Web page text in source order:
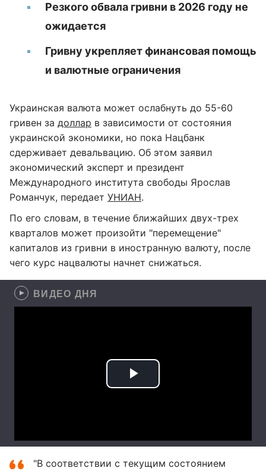
Резкого обвала гривни в 2026 году не
ожидается
Гривну укрепляет финансовая помощь
и валютные ограничения
Украинская валюта может ослабнуть до 55-60
гривен за доллар в зависимости от состояния
украинской экономики, но пока Нацбанк
сдерживает девальвацию. Об этом заявил
экономический эксперт и президент
Международного института свободы Ярослав
Романчук, передает УНИАН.
По его словам, в течение ближайших двух-трех
кварталов может произойти "перемещение"
капиталов из гривни в иностранную валюту, после
чего курс нацвалюты начнет снижаться.
ВИДЕО ДНЯ
"В соответствии с текущим состоянием